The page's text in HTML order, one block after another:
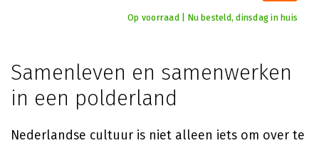
Op voorraad | Nu besteld, dinsdag in huis
Samenleven en samenwerken
in een polderland
Nederlandse cultuur is niet alleen iets om over te